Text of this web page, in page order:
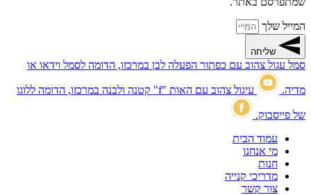
המייל שלך
שליחה
סמל עגול צהוב עם כפתור הפעלה לבן במרכזו, הדומה לסמל וידאו או
מדיה. עיגול צהוב עם האות "f" קטנה ולבנה במרכזו, הדומה ללוגו
של פייסבוק.
עמוד הבית
מי אנחנו
חנות
מדריכי קנייה
צור קשר